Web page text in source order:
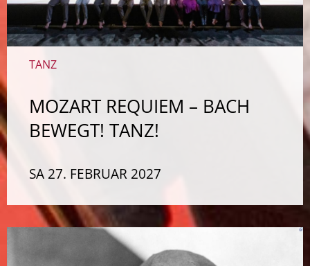
TANZ
MOZART REQUIEM – BACH
BEWEGT! TANZ!
SA 27. FEBRUAR 2027